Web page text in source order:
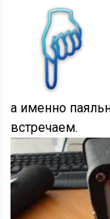
а именно
встречаем.